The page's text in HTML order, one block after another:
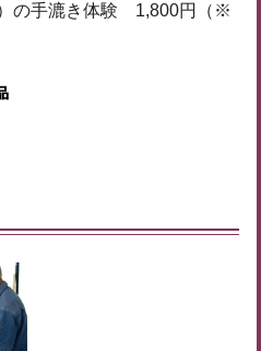
の手漉き体験 1,800円（※